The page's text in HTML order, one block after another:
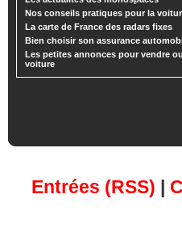
Nos conseils pratiques pour la
La carte de France des radars fixes
Bien choisir son assurance
Les petites annonces pour vendre
voiture
Entrées (RSS) |